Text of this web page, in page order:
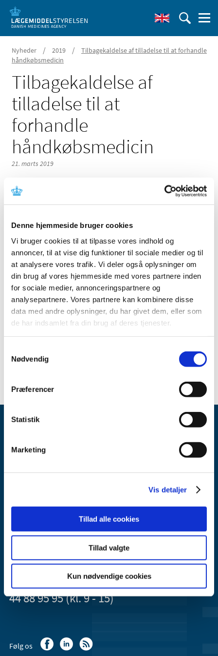
Denne hjemmeside bruger cookies
Vi bruger cookies til at tilpasse vores indhold og
annoncer, til at vise dig funktioner til sociale medier og til
at analysere vores trafik. Vi deler også oplysninger om
din brug af vores hjemmeside med vores partnere inden
for sociale medier, annonceringspartnere og
analysepartnere. Vores partnere kan kombinere disse
data med andre oplysninger, du har givet dem, eller som
de har indsamlet fra din brug af deres tjenester.
Nødvendig
Præferencer
Statistik
Marketing
Vis detaljer
Tillad alle cookies
Tillad valgte
Kun nødvendige cookies
Nyheder / 2019 /
Tilbagekaldelse af tilladelse til at forhandle
håndkøbsmedicin
Tilbagekaldelse af
tilladelse til at
forhandle
håndkøbsmedicin
21. marts 2019
Lægemiddelstyrelsen har med virkning fra den 20. marts
håndkøbsmedicin.
Tilladelsen er tilbagekaldt for:
Pladsens Kiosk v/Taoqeer Munir Ahmed
Hans Knudsens Plads 6
2100 København Ø
CVR-nr.: 21819875
Tilladelsen er tilbagekaldt efter en inspektion, og
dato ikke længere må forhandle håndkøbsmedicin.
2300 København S
dkma@dkma.dk
44 88 95 95 (kl. 9 - 15)
Følg os